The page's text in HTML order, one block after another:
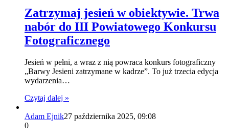
Zatrzymaj jesień w obiektywie. Trwa
nabór do III Powiatowego Konkursu
Fotograficznego
Jesień w pełni, a wraz z nią powraca konkurs fotograficzny
„Barwy Jesieni zatrzymane w kadrze”. To już trzecia edycja
wydarzenia…
Czytaj dalej »
Adam Ejnik27 października 2025, 09:08
0